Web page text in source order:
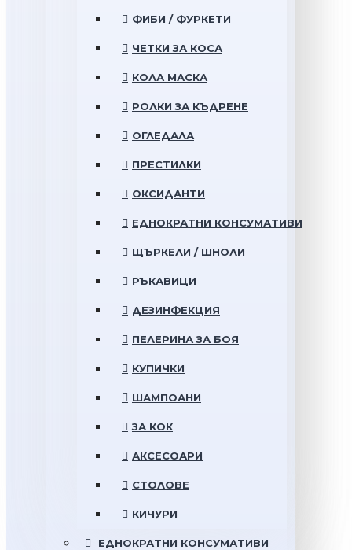
ФИБИ / ФУРКЕТИ
ЧЕТКИ ЗА КОСА
КОЛА МАСКА
РОЛКИ ЗА КЪДРЕНЕ
ОГЛЕДАЛА
ПРЕСТИЛКИ
ОКСИДАНТИ
ЕДНОКРАТНИ КОНСУМАТИВИ
ЩЪРКЕЛИ / ШНОЛИ
РЪКАВИЦИ
ДЕЗИНФЕКЦИЯ
ПЕЛЕРИНА ЗА БОЯ
КУПИЧКИ
ШАМПОАНИ
ЗА КОК
АКСЕСОАРИ
СТОЛОВЕ
КИЧУРИ
ЕДНОКРАТНИ КОНСУМАТИВИ